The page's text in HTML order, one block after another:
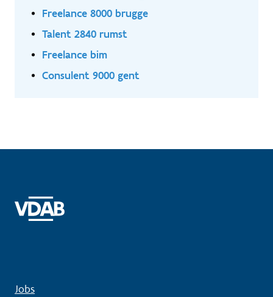
Freelance 8000 brugge
Talent 2840 rumst
Freelance bim
Consulent 9000 gent
Jobs